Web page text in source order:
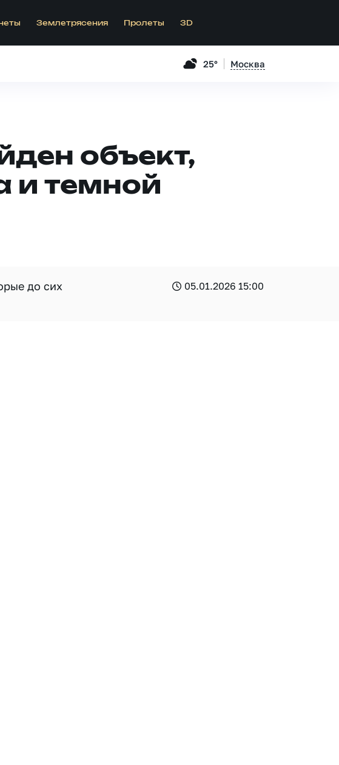
Землетрясения Пролеты 3D
25° Москва
объект,
и темной
до сих
05.01.2026 15:00